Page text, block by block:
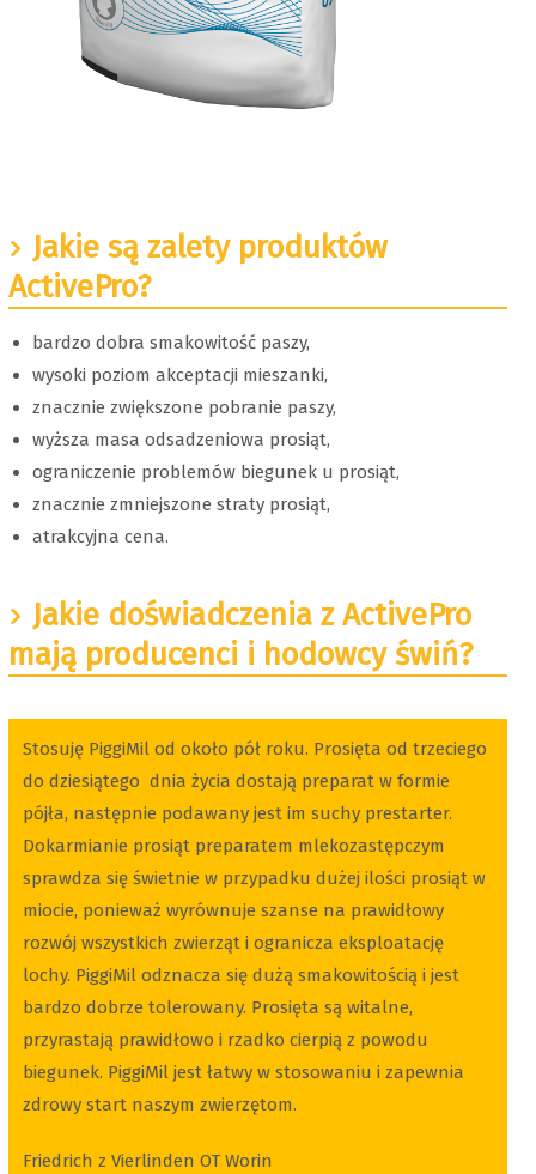
Jakie są zalety produktów
ActivePro?
bardzo dobra smakowitość paszy,
wysoki poziom akceptacji mieszanki,
znacznie zwiększone pobranie paszy,
wyższa masa odsadzeniowa prosiąt,
ograniczenie problemów biegunek u prosiąt,
znacznie zmniejszone straty prosiąt,
atrakcyjna cena.
Jakie doświadczenia z ActivePro
mają producenci i hodowcy świń?
Stosuję PiggiMil od około pół roku. Prosięta od trzeciego
do dziesiątego dnia życia dostają preparat w formie
pójła, następnie podawany jest im suchy prestarter.
Dokarmianie prosiąt preparatem mlekozastępczym
sprawdza się świetnie w przypadku dużej ilości prosiąt w
miocie, ponieważ wyrównuje szanse na prawidłowy
rozwój wszystkich zwierząt i ogranicza eksploatację
lochy. PiggiMil odznacza się dużą smakowitością i jest
bardzo dobrze tolerowany. Prosięta są witalne,
przyrastają prawidłowo i rzadko cierpią z powodu
biegunek. PiggiMil jest łatwy w stosowaniu i zapewnia
zdrowy start naszym zwierzętom.
Friedrich z Vierlinden OT Worin